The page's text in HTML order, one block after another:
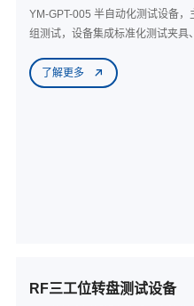
YM-GPT-005 半自动化测试设备
组测试，设备集成标准化测试夹具
提供一站式测试系统解决方案。
了解更多
RF三工位转盘测试设备